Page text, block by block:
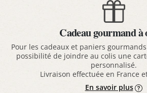
Cadeau gourmand
Pour les cadeaux et paniers
possibilité de joindre au colis une
personnalisé.
Livraison effectuée en France
En savoir plus